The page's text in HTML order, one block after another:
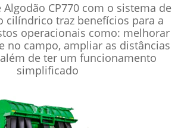
CP770 com o sistema de
cilíndrico traz benefícios para a
operacionais como: melhorar
no campo, ampliar as distâncias
de ter um funcionamento
simplificado